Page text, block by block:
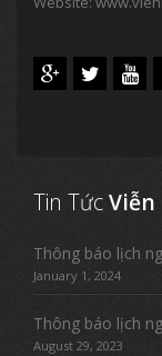
Tin TứcViễn
Thông báo lịch
January 1, 2024
Thông báo lịch
August 29, 2023